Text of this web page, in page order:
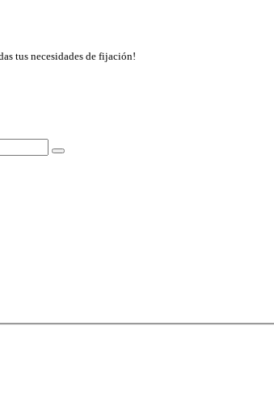
tus necesidades de fijación!